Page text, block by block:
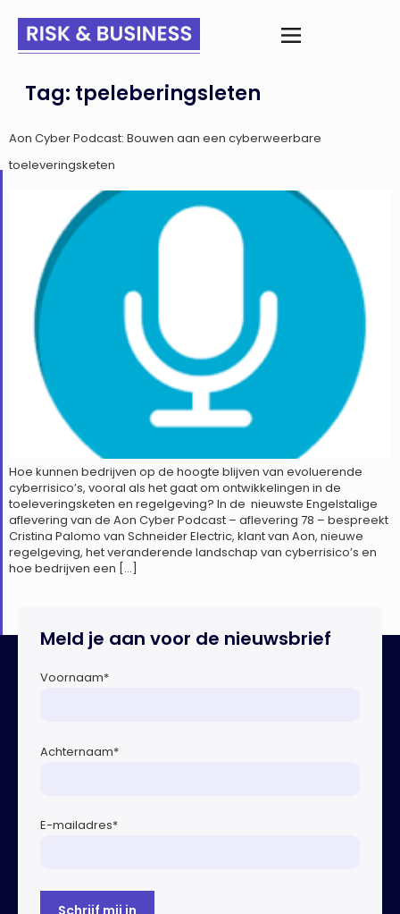
Tag: tpeleberingsleten
Aon Cyber Podcast: Bouwen aan een cyberweerbare
toeleveringsketen
Hoe kunnen bedrijven op de hoogte blijven van evoluerende
cyberrisico’s, vooral als het gaat om ontwikkelingen in de
toeleveringsketen en regelgeving? In de nieuwste Engelstalige
aflevering van de Aon Cyber Podcast – aflevering 78 – bespreekt
Cristina Palomo van Schneider Electric, klant van Aon, nieuwe
regelgeving, het veranderende landschap van cyberrisico’s en
hoe bedrijven een […]
Meld je aan voor de nieuwsbrief
Voornaam*
Achternaam*
E-mailadres*